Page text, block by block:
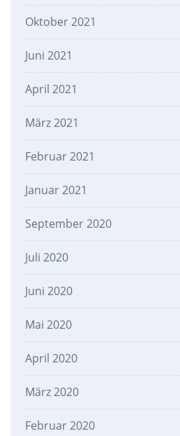
Oktober 2021
Juni 2021
April 2021
März 2021
Februar 2021
Januar 2021
September 2020
Juli 2020
Juni 2020
Mai 2020
April 2020
März 2020
Februar 2020